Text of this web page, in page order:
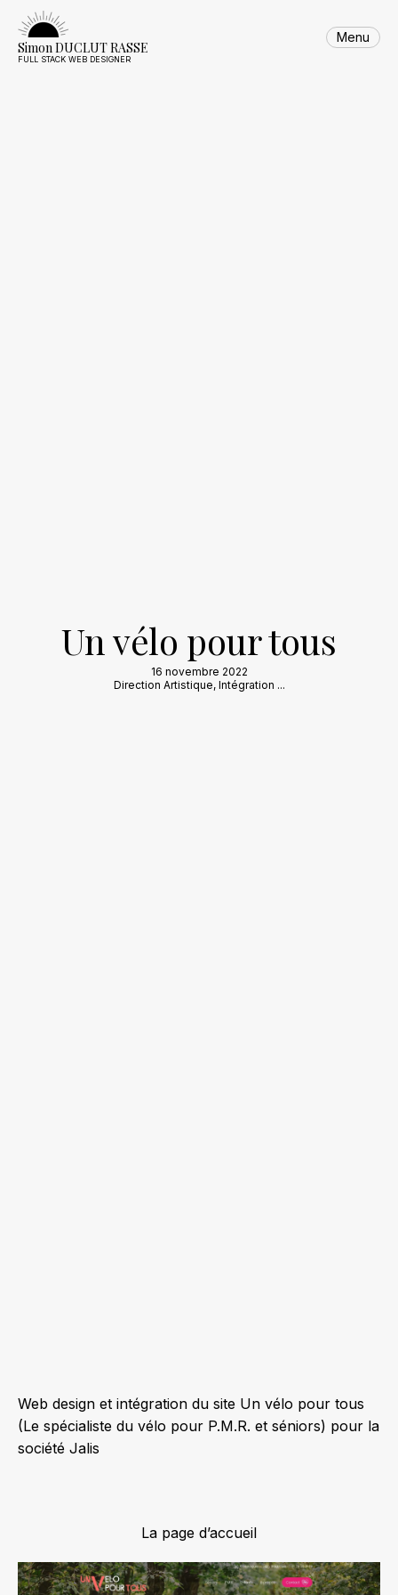
content
Simon DUCLUT RASSE
FULL STACK WEB DESIGNER
Menu
Un vélo pour tous
16 novembre 2022
Direction Artistique, Intégration ...
Web design et intégration du site Un vélo pour tous
(Le spécialiste du vélo pour P.M.R. et séniors) pour la
société Jalis
La page d’accueil